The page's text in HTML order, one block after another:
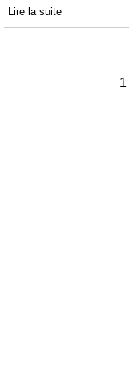
Lire la suite
1